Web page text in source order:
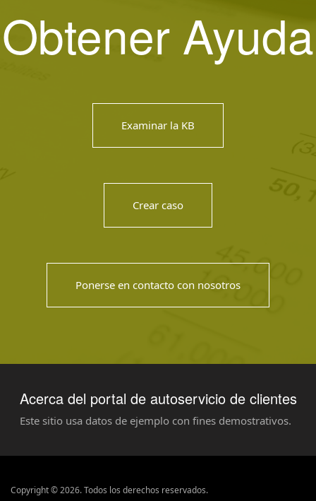
Obtener Ayuda
Examinar la KB
Crear caso
Ponerse en contacto con nosotros
Acerca del portal de autoservicio de clientes
Este sitio usa datos de ejemplo con fines demostrativos.
Copyright © 2026. Todos los derechos reservados.